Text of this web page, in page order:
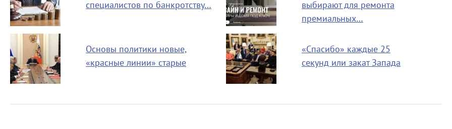
специалистов по банкротству…
выбирают для ремонта
премиальных…
Основы политики новые,
«красные линии» старые
«Спасибо» каждые 25
секунд или закат Запада